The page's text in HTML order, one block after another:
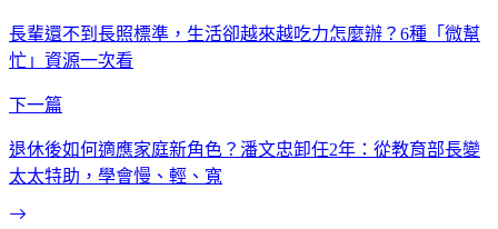
長輩還不到長照標準，生活卻越來越吃力怎麼辦？6種「微幫
忙」資源一次看
下一篇
退休後如何適應家庭新角色？潘文忠卸任2年：從教育部長變
太太特助，學會慢、輕、寬